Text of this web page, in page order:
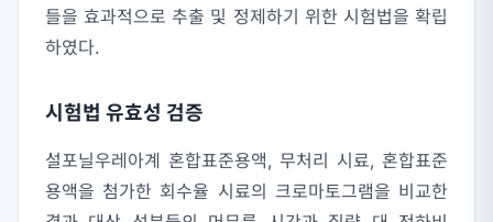
들을 효과적으로 추출 및 정제하기 위한 시험법을 확립
하였다.
시험법 유효성 검증
설포닐우레아계 혼합표준용액, 무처리 시료, 혼합표준
용액을 첨가한 회수율 시료의 크로마토그램을 비교한